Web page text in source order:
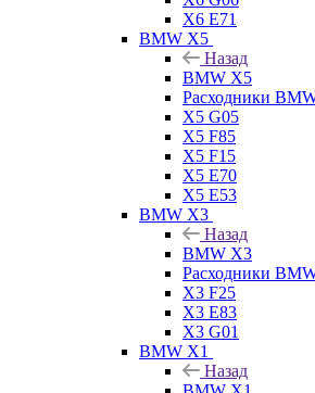
X6 E71
BMW X5
Назад
BMW X5
Расходники
X5 G05
X5 F85
X5 F15
X5 E70
X5 E53
BMW X3
Назад
BMW X3
Расходники
X3 F25
X3 E83
X3 G01
BMW X1
Назад